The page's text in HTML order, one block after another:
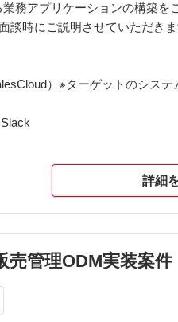
務アプリケーションの構築を
談時にご説明させていただきま
）※ターゲットのシステ
業務開始されている方が多い環
です。（Mac、Windows）
詳細
売管理ODM実装案件